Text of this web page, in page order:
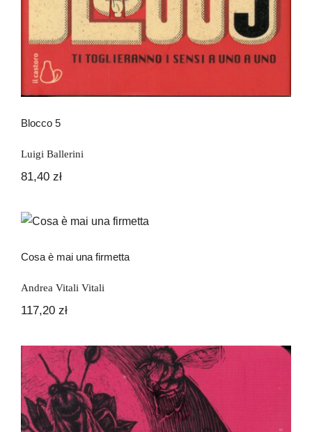
Blocco 5
Luigi Ballerini
81,40 zł
Cosa è mai una firmetta
Cosa è mai una firmetta
Andrea Vitali Vitali
117,20 zł